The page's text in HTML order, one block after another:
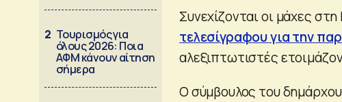
2 Τουρισμός για
όλους 2026: Ποια
ΑΦΜ κάνουν αίτηση
σήμερα
Συνεχίζονται οι μάχες
τελεσίγραφου για την
αλεξιπτωτιστές
Ο σύμβουλος του